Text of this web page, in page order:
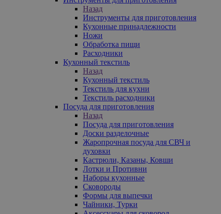
Назад
Инструменты для приготовления
Кухонные принадлежности
Ножи
Обработка пищи
Расходники
Кухонный текстиль
Назад
Кухонный текстиль
Текстиль для кухни
Текстиль расходники
Посуда для приготовления
Назад
Посуда для приготовления
Доски разделочные
Жаропрочная посуда для СВЧ и
духовки
Кастрюли, Казаны, Ковши
Лотки и Противни
Наборы кухонные
Сковороды
Формы для выпечки
Чайники, Турки